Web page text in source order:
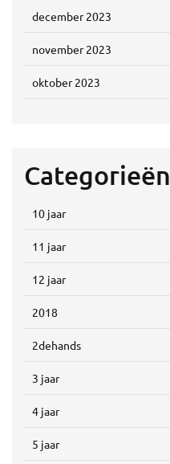
december 2023
november 2023
oktober 2023
Categorieën
10 jaar
11 jaar
12 jaar
2018
2dehands
3 jaar
4 jaar
5 jaar